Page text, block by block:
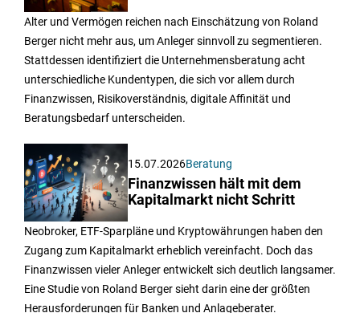
Alter und Vermögen reichen nach Einschätzung von Roland
Berger nicht mehr aus, um Anleger sinnvoll zu segmentieren.
Stattdessen identifiziert die Unternehmensberatung acht
unterschiedliche Kundentypen, die sich vor allem durch
Finanzwissen, Risikoverständnis, digitale Affinität und
Beratungsbedarf unterscheiden.
15.07.2026Beratung
Finanzwissen hält mit dem
Kapitalmarkt nicht Schritt
Neobroker, ETF-Sparpläne und Kryptowährungen haben den
Zugang zum Kapitalmarkt erheblich vereinfacht. Doch das
Finanzwissen vieler Anleger entwickelt sich deutlich langsamer.
Eine Studie von Roland Berger sieht darin eine der größten
Herausforderungen für Banken und Anlageberater.